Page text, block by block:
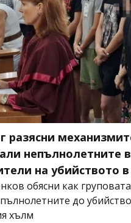
разясни
непълнолетните в
на убийството
обясни как
до
хълм